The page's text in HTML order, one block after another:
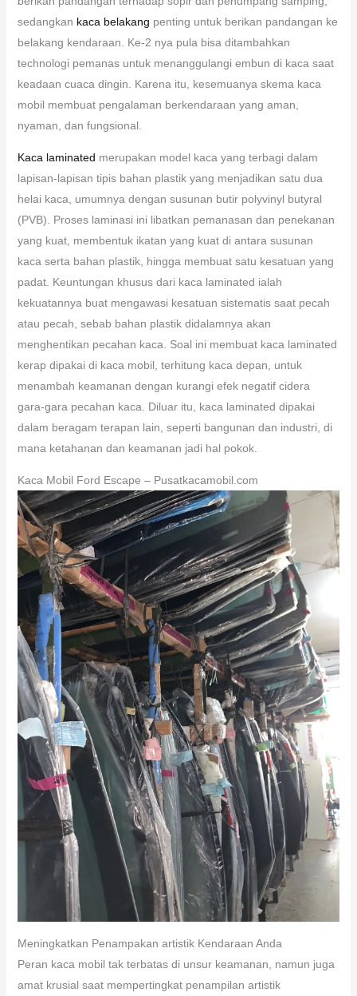
sedangkan kaca belakang penting untuk berikan pandangan ke
belakang kendaraan. Ke-2 nya pula bisa ditambahkan
technologi pemanas untuk menanggulangi embun di kaca saat
keadaan cuaca dingin. Karena itu, kesemuanya skema kaca
mobil membuat pengalaman berkendaraan yang aman,
nyaman, dan fungsional.
Kaca laminated merupakan model kaca yang terbagi dalam
lapisan-lapisan tipis bahan plastik yang menjadikan satu dua
helai kaca, umumnya dengan susunan butir polyvinyl butyral
(PVB). Proses laminasi ini libatkan pemanasan dan penekanan
yang kuat, membentuk ikatan yang kuat di antara susunan
kaca serta bahan plastik, hingga membuat satu kesatuan yang
padat. Keuntungan khusus dari kaca laminated ialah
kekuatannya buat mengawasi kesatuan sistematis saat pecah
atau pecah, sebab bahan plastik didalamnya akan
menghentikan pecahan kaca. Soal ini membuat kaca laminated
kerap dipakai di kaca mobil, terhitung kaca depan, untuk
menambah keamanan dengan kurangi efek negatif cidera
gara-gara pecahan kaca. Diluar itu, kaca laminated dipakai
dalam beragam terapan lain, seperti bangunan dan industri, di
mana ketahanan dan keamanan jadi hal pokok.
Kaca Mobil Ford Escape – Pusatkacamobil.com
Meningkatkan Penampakan artistik Kendaraan Anda
Peran kaca mobil tak terbatas di unsur keamanan, namun juga
amat krusial saat mempertingkat penampilan artistik